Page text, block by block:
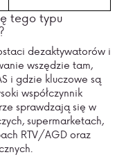
tego typu
dezaktywatorów i
wszędzie tam,
i gdzie kluczowe są
współczynnik
sprawdzają się w
supermarketach,
RTV/AGD oraz